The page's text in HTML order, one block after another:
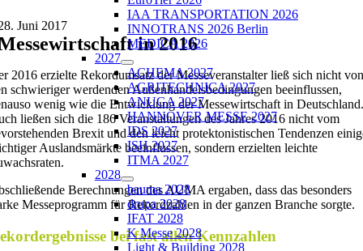
IAA TRANSPORTATION 2026
INNOTRANS 2026 Berlin
MEDICA 2026
2027
ACHEMA 2027
AGRITECHNICA 2027
ANUGA 2027
HANNOVER MESSE 2027
IDS 2027
ISH 2027
ITMA 2027
2028
bauma 2028
drupa 2028
IFAT 2028
K Messe 2028
Light & Building 2028
Juni 2017
in 2016
2016 erzielte Rekordumsatz der Messeveranstalter ließ sich nicht von
schwieriger werdenden Außenhandelsbedingungen beeinflussen,
wenig wie die Entwicklung der Messewirtschaft in Deutschland.
ließen sich die 186 Veranstaltungen des Jahres 2016 nicht vom
Brexit und den leicht protektonistischen Tendenzen
Auslandsmärkte beeinflussen, sondern erzielten leichte
Berechnungen des AUMA ergaben, dass das besonders
Messeprogramm für Rekordzahlen in der ganzen Branche sorgte.
bei fast allen Kennzahlen